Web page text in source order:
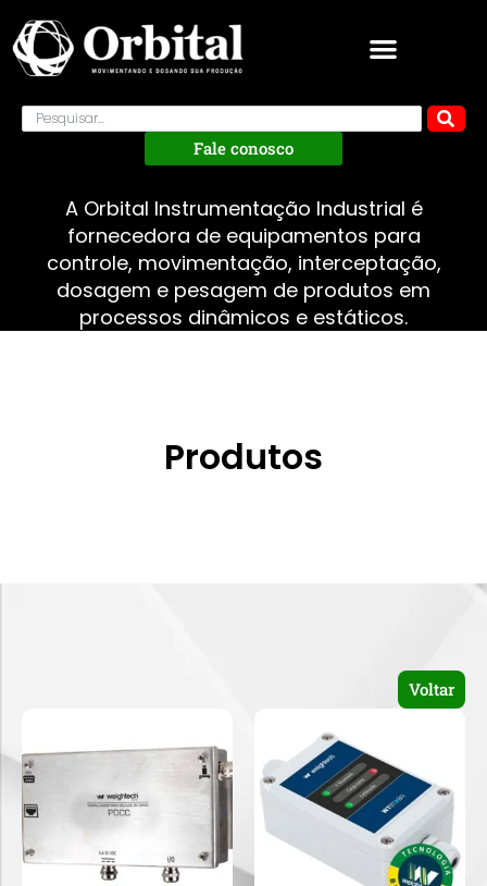
Fale conosco
A Orbital Instrumentação Industrial é
fornecedora de equipamentos para
controle, movimentação, interceptação,
dosagem e pesagem de produtos em
processos dinâmicos e estáticos.
Produtos
Voltar